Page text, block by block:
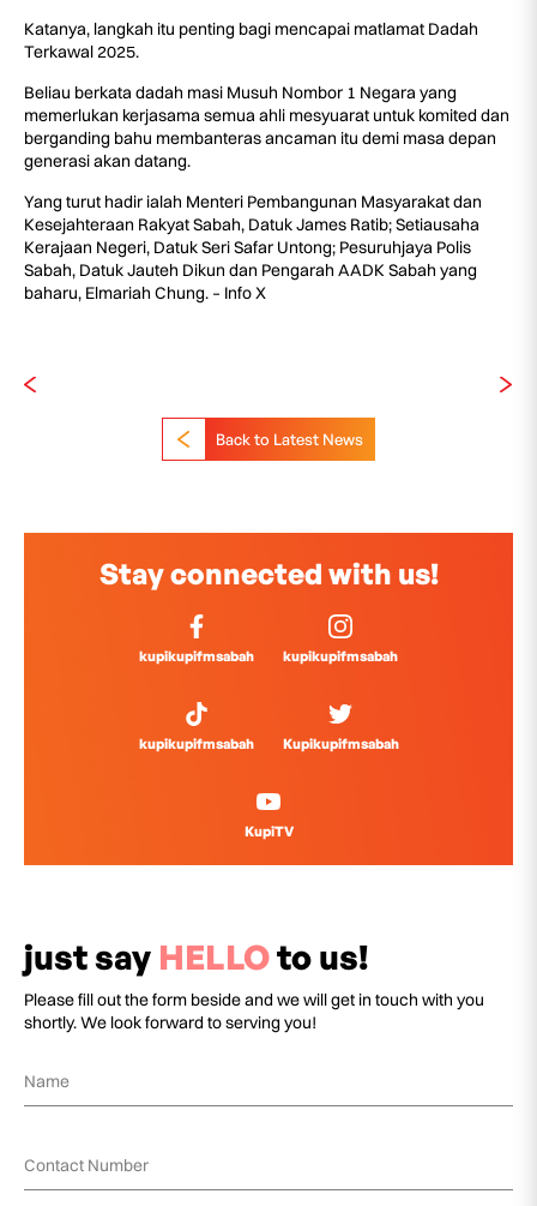
Katanya, langkah itu penting bagi mencapai matlamat Dadah
Terkawal 2025.
Beliau berkata dadah masi Musuh Nombor 1 Negara yang
memerlukan kerjasama semua ahli mesyuarat untuk komited dan
berganding bahu membanteras ancaman itu demi masa depan
generasi akan datang.
Yang turut hadir ialah Menteri Pembangunan Masyarakat dan
Kesejahteraan Rakyat Sabah, Datuk James Ratib; Setiausaha
Kerajaan Negeri, Datuk Seri Safar Untong; Pesuruhjaya Polis
Sabah, Datuk Jauteh Dikun dan Pengarah AADK Sabah yang
baharu, Elmariah Chung. – Info X
Back to Latest News
Stay connected with us!
kupikupifmsabah kupikupifmsabah
kupikupifmsabah Kupikupifmsabah
KupiTV
just say HELLOto us!
Please fill out the form beside and we will get in touch with you
shortly. We look forward to serving you!